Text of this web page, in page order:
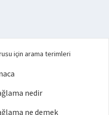
için arama terimleri
nedir
ne demek